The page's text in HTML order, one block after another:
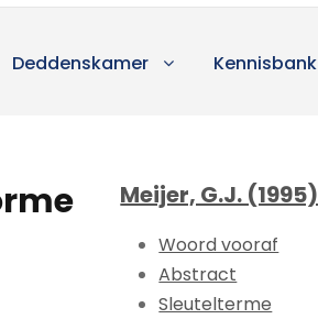
Deddenskamer Kennisbank
Meijer, G.J. (1995)
Woord vooraf
Abstract
Sleutelterme